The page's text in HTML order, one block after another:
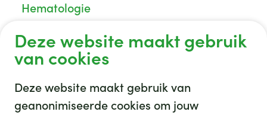
Hematologie
Deze website maakt gebruik
van cookies
Deze website maakt gebruik van
geanonimiseerde cookies om jouw